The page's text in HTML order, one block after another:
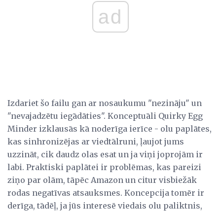
ad
Izdariet šo failu gan ar nosaukumu "nezināju" un
"nevajadzētu iegādāties". Konceptuāli Quirky Egg
Minder izklausās kā noderīga ierīce - olu paplātes,
kas sinhronizējas ar viedtālruni, ļaujot jums
uzzināt, cik daudz olas esat un ja viņi joprojām ir
labi. Praktiski paplātei ir problēmas, kas pareizi
ziņo par olām, tāpēc Amazon un citur visbiežāk
rodas negatīvas atsauksmes. Koncepcija tomēr ir
derīga, tādēļ, ja jūs interesē viedais olu paliktnis,